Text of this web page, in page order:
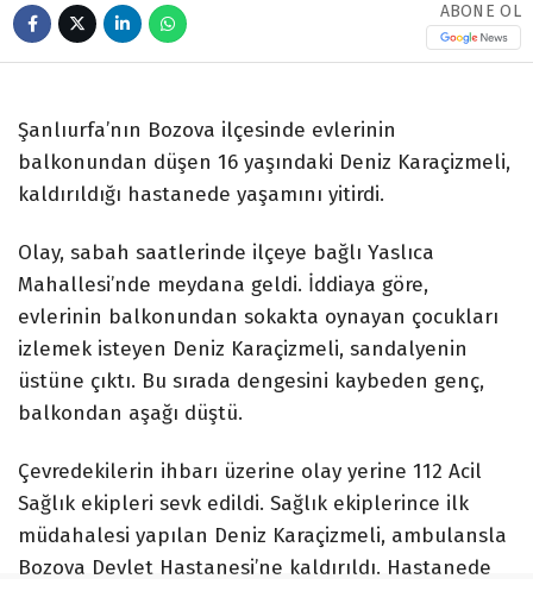
ABONE OL
Şanlıurfa’nın Bozova ilçesinde evlerinin
balkonundan düşen 16 yaşındaki Deniz Karaçizmeli,
kaldırıldığı hastanede yaşamını yitirdi.
Olay, sabah saatlerinde ilçeye bağlı Yaslıca
Mahallesi’nde meydana geldi. İddiaya göre,
evlerinin balkonundan sokakta oynayan çocukları
izlemek isteyen Deniz Karaçizmeli, sandalyenin
üstüne çıktı. Bu sırada dengesini kaybeden genç,
balkondan aşağı düştü.
Çevredekilerin ihbarı üzerine olay yerine 112 Acil
Sağlık ekipleri sevk edildi. Sağlık ekiplerince ilk
müdahalesi yapılan Deniz Karaçizmeli, ambulansla
Bozova Devlet Hastanesi’ne kaldırıldı. Hastanede